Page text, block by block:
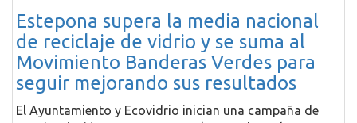
Estepona supera la media nacional
de reciclaje de vidrio y se suma al
Movimiento Banderas Verdes para
seguir mejorando sus resultados
El Ayuntamiento y Ecovidrio inician una campaña de